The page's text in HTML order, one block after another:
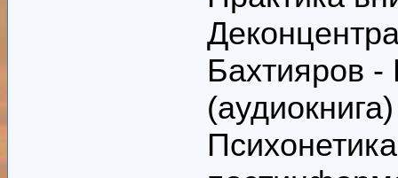
Бахтияров -
(аудиокнига)